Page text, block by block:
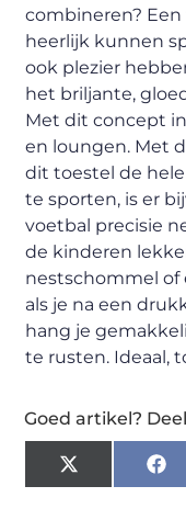
combineren?
heerlijk kunnen
ook plezier
het briljante,
Met dit concept
en loungen. Met
dit toestel de
te sporten, is er
voetbal precisie
de kinderen
nestschommel of
als je na een
hang je
te rusten. Ideaal,
Goed artikel?
X
(Twitter)